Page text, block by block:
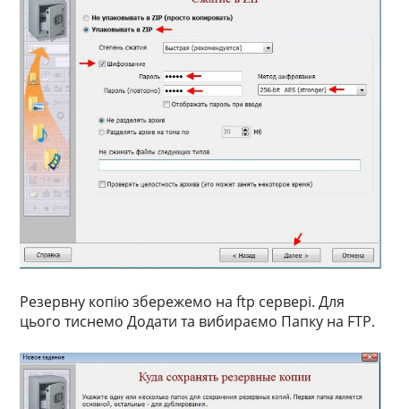
Резервну копію збережемо на ftp сервері. Для
цього тиснемо Додати та вибираємо Папку на FTP.